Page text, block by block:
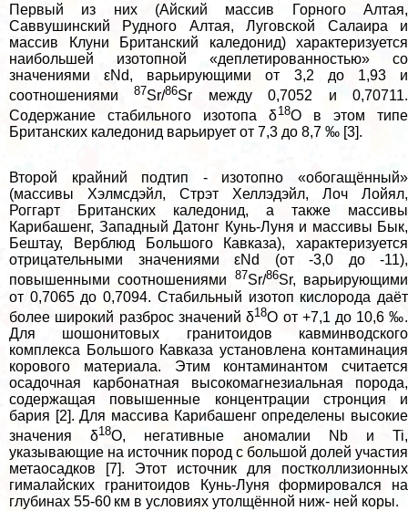
Первый из них (Айский массив Горного Алтая,
Саввушинский Рудного Алтая, Луговской Салаира и
массив Клуни Британский каледонид) хаpaктеризуется
наибольшей изотопной «деплетированностью» со
значениями εNd, варьирующими от 3,2 до 1,93 и
соотношениями87Sr/86Sr между 0,7052 и 0,70711.
Содержание стабильного изотопа δ18О в этом типе
Британских каледонид варьирует от 7,3 до 8,7 ‰ [3].
Второй крайний подтип - изотопно «обогащённый»
(массивы Хэлмсдэйл, Стрэт Хеллэдэйл, Лоч Лойял,
Роггарт Британских каледонид, а также массивы
Карибашенг, Западный Датонг Кунь-Луня и массивы Бык,
Бештау, Верблюд Большого Кавказа), хаpaктеризуется
отрицательными значениями εNd (от -3,0 до -11),
повышенными соотношениями 87Sr/86Sr, варьирующими
от 0,7065 до 0,7094. Стабильный изотоп кислорода даёт
более широкий разброс значений δ18О от +7,1 до 10,6 ‰.
Для шошонитовых гранитоидов кавминводского
комплекса Большого Кавказа установлена контаминация
корового материала. Этим контаминантом считается
осадочная карбонатная высокомагнезиальная порода,
содержащая повышенные концентрации стронция и
бария [2]. Для массива Карибашенг определены высокие
значения δ18О, негативные аномалии Nb и Ti,
указывающие на источник пород с большой долей участия
метаосадков [7]. Этот источник для постколлизионных
гималайских гранитоидов Кунь-Луня формировался на
глубинах 55-60 км в условиях утолщённой ниж- ней коры.